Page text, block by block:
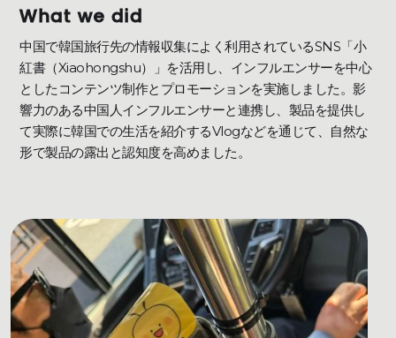
What we did
中国で韓国旅行先の情報収集によく利用されているSNS「小
紅書（Xiaohongshu）」を活用し、インフルエンサーを中心
としたコンテンツ制作とプロモーションを実施しました。影
響力のある中国人インフルエンサーと連携し、製品を提供し
て実際に韓国での生活を紹介するVlogなどを通じて、自然な
形で製品の露出と認知度を高めました。